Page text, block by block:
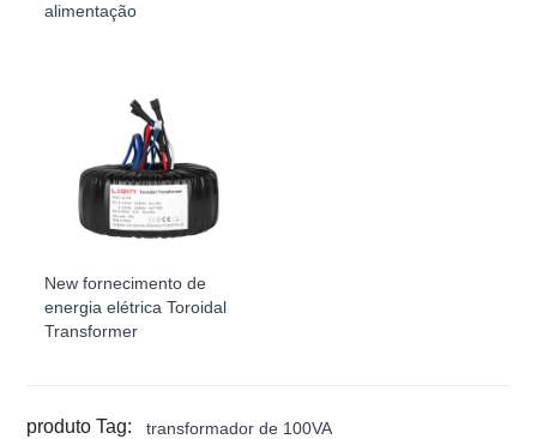
alimentação
New fornecimento de
energia elétrica Toroidal
Transformer
produto Tag: transformador de 100VA